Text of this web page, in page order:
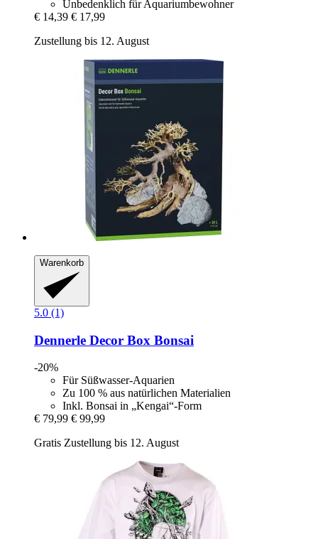
Unbedenklich für Aquariumbewohner
€ 14,39 € 17,99
Zustellung bis 12. August
Warenkorb
5.0 (1)
Dennerle Decor Box Bonsai
-20%
Für Süßwasser-Aquarien
Zu 100 % aus natürlichen Materialien
Inkl. Bonsai in „Kengai“-Form
€ 79,99 € 99,99
Gratis Zustellung bis 12. August